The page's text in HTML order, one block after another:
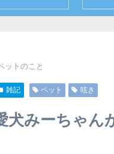
ットのこと
雑記 ペット 呟き
犬みーちゃん